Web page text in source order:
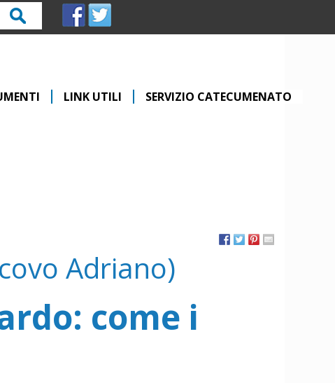
Cerca
LINK UTILI SERVIZIO CATECUMENATO
Adriano)
come i